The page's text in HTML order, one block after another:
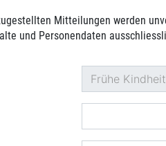
Mitteilungen werden
und Personendaten